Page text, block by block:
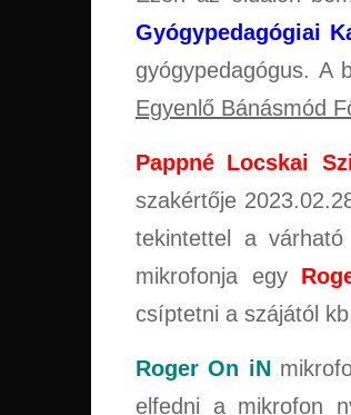
Gyógypedagógiai
gyógypedagógus. A
Egyenlő Bánásmód
Pappné Locskai
szakértője
tekintettel a
mikrofonja egy
csíptetni a szájától
Roger On iN
elfedni a mikrofon